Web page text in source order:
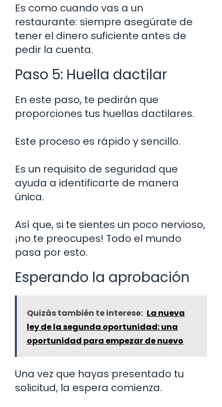
Es como cuando vas a un
restaurante: siempre asegúrate de
tener el dinero suficiente antes de
pedir la cuenta.
Paso 5: Huella dactilar
En este paso, te pedirán que
proporciones tus huellas dactilares.
Este proceso es rápido y sencillo.
Es un requisito de seguridad que
ayuda a identificarte de manera
única.
Así que, si te sientes un poco nervioso,
¡no te preocupes! Todo el mundo
pasa por esto.
Esperando la aprobación
Quizás también te interese: La nueva
ley de la segunda oportunidad: una
oportunidad para empezar de nuevo
Una vez que hayas presentado tu
solicitud, la espera comienza.